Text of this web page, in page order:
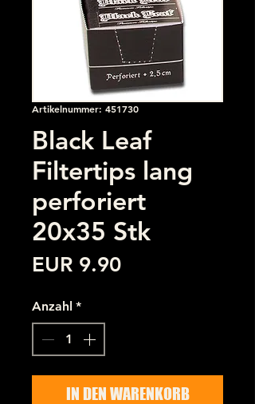
Artikelnummer: 451730
Black Leaf
Filtertips lang
perforiert
20x35 Stk
EUR 9.90Preis
Anzahl *
IN DEN WARENKORB